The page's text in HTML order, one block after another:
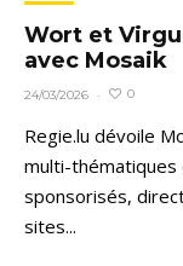
Wort et
avec Mosaik
24/03/2026 · 0
Regie.lu dévoile
multi-thématiques
sponsorisés,
sites...